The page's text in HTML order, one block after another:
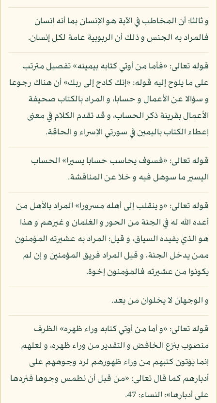
و ثالثا: أن المخاطب في الآية هو الإنسان بما أنه إنسان
فالمراد به الجنس و ذلك أن الربوبية عامة لكل إنسان.
قوله تعالى: «فأما من أوتي كتابه بيمينه» تفصيل مترتب
على ما يلوح إليه قوله: «إنك كادح إلى ربك» أن هناك رجوعا
و سؤالا عن الأعمال و حسابا، و المراد بالكتاب صحيفة
الأعمال بقرينة ذكر الحساب، و قد تقدم الكلام في معنى
إعطاء الكتاب باليمين في سورتي الإسراء و الحاقة.
قوله تعالى: «فسوف يحاسب حسابا يسيرا» الحساب
اليسير ما سوهل فيه و خلا عن المناقشة.
قوله تعالى: «و ينقلب إلى أهله مسرورا» المراد بالأهل من
أعده الله له في الجنة من الحور و الغلمان و غيرهم و هذا
هو الذي يفيده السياق، و قيل: المراد به عشيرته المؤمنون
ممن يدخل الجنة، و قيل المراد فريق المؤمنين و إن لم
يكونوا من عشيرته فالمؤمنون إخوة.
و الوجهان لا يخلوان من بعد.
قوله تعالى: «و أما من أوتي كتابه وراء ظهره» الظرف
منصوب بنزع الخافض و التقدير من وراء ظهره، و لعلهم
إنما يؤتون كتبهم من وراء ظهورهم لرد وجوههم على
أدبارهم كما قال تعالى: «من قبل أن نطمس وجوها فنردها
على أدبارها»: النساء: 47.